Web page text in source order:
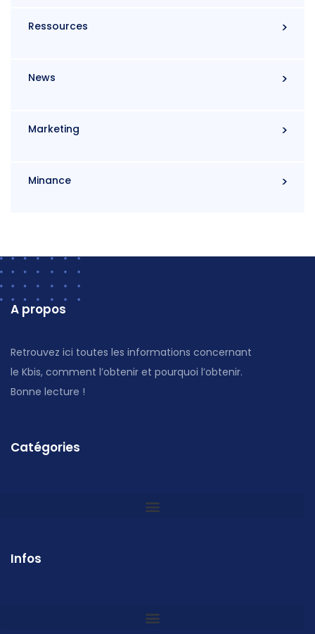
Ressources
News
Marketing
Minance
A propos
Retrouvez ici toutes les informations concernant
le Kbis, comment l’obtenir et pourquoi l’obtenir.
Bonne lecture !
Catégories
Infos